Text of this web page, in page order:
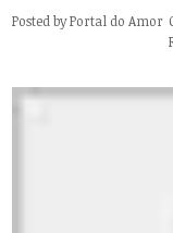
Posted byPortal do Amor